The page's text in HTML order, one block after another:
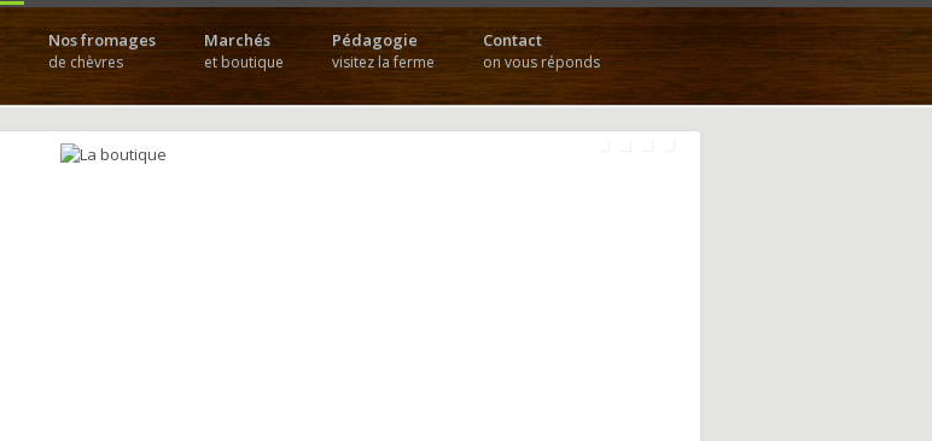
Nos fromages
de chèvres
Marchés
et boutique
Pédagogie
visitez la ferme
Contact
on vous réponds